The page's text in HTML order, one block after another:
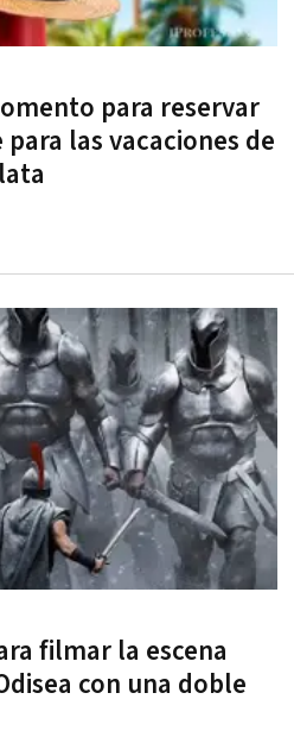
para reservar
las vacaciones de
filmar la escena
con una doble